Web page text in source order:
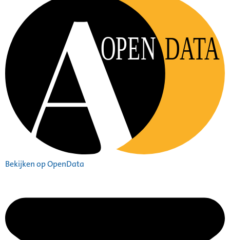
OPEN DATA
Bekijken op OpenData